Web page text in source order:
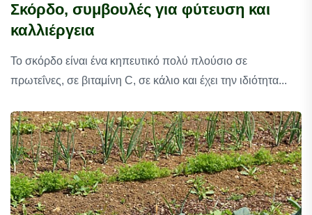
Σκόρδο, συμβουλές για φύτευση και
καλλιέργεια
Το σκόρδο είναι ένα κηπευτικό πολύ πλούσιο σε
πρωτεΐνες, σε βιταμίνη C, σε κάλιο και έχει την ιδιότητα...